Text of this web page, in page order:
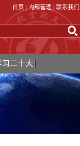
首页 |内部管理 联系我们
习二十大